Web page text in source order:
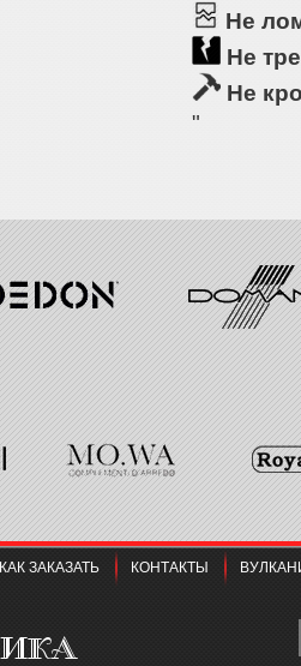
Не
Не
Не
"
КАК ЗАКАЗАТЬ КОНТАКТЫ